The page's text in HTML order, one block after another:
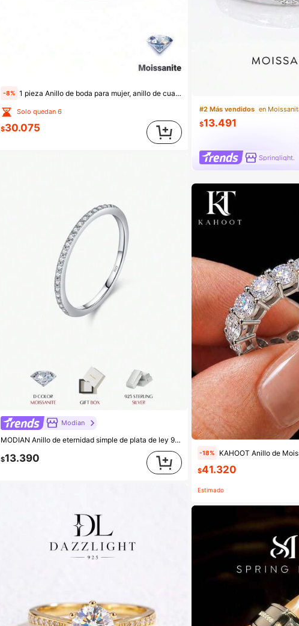
-8% 1 pieza Anillo de boda para mujer, anillo de cuatro garras con borde azul, 2,7 g de plata S925, moissanita de 2 quilates, estilo de palacio bohemio de lujo, regalo de compromiso/boda/Acción de Gracias/Día de la Madre/aniversario, viene con certificado de moissanita y elegante caja de regalo
Solo quedan 6
$30.075
Modian
MODIAN Anillo de eternidad simple de plata de ley 925 con moissanita, anillo de boda fino y brillante para mujeres, joyería fina
$13.390
#2 Más vendidos
$13.491
Springlight.
-18% KAHOOT Anillo de Moissanita de plata de ley 925, joyería lujosa y romántica,
$41.320
Estimado